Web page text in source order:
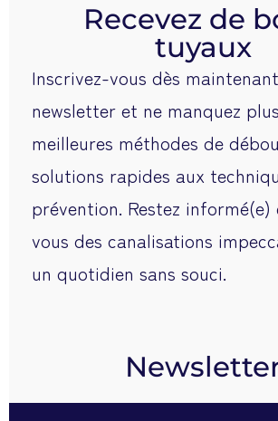
Recevez de
tuyaux
Inscrivez-vous dès
newsletter et ne manquez
meilleures méthodes de
solutions rapides aux
prévention. Restez informé(e)
vous des canalisations
un quotidien sans souci.